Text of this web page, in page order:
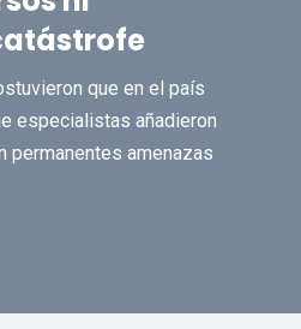
que en el país
especialistas añadieron
permanentes amenazas